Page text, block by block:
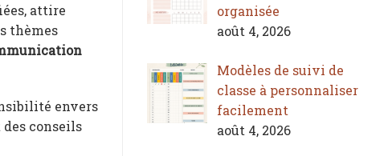
attire
thèmes
envers
conseils
organisée
août 4, 2026
Modèles de suivi de
classe à personnaliser
facilement
août 4, 2026